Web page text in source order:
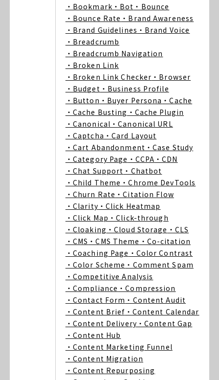
・Bookmark ・Bot ・Bounce
・Bounce Rate ・Brand Awareness
・Brand Guidelines ・Brand Voice
・Breadcrumb
・Breadcrumb Navigation
・Broken Link
・Broken Link Checker ・Browser
・Budget ・Business Profile
・Button ・Buyer Persona ・Cache
・Cache Busting ・Cache Plugin
・Canonical ・Canonical URL
・Captcha ・Card Layout
・Cart Abandonment ・Case Study
・Category Page ・CCPA ・CDN
・Chat Support ・Chatbot
・Child Theme ・Chrome DevTools
・Churn Rate ・Citation Flow
・Clarity ・Click Heatmap
・Click Map ・Click-through
・Cloaking ・Cloud Storage ・CLS
・CMS ・CMS Theme ・Co-citation
・Coaching Page ・Color Contrast
・Color Scheme ・Comment Spam
・Competitive Analysis
・Compliance ・Compression
・Contact Form ・Content Audit
・Content Brief ・Content Calendar
・Content Delivery ・Content Gap
・Content Hub
・Content Marketing Funnel
・Content Migration
・Content Repurposing